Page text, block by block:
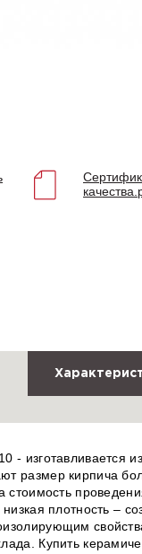
- изготавливается
размер кирпича
стоимость
низкая плотность
Купить